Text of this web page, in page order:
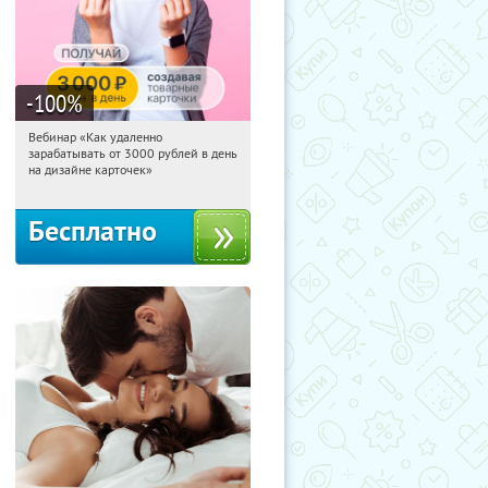
-100%
20:28:02 Получили:
Россия
Вебинар «Как удаленно
зарабатывать от 3000 рублей в день
на дизайне карточек»
Бесплатно